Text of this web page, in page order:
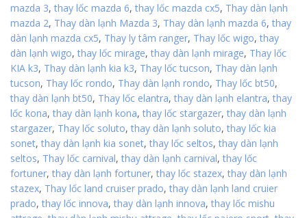
mazda 3, thay lốc mazda 6, thay lốc mazda cx5, Thay dàn lạnh
mazda 2, Thay dàn lạnh Mazda 3, Thay dàn lạnh mazda 6, thay
dàn lạnh mazda cx5, Thay ly tâm ranger, Thay lốc wigo, thay
dàn lạnh wigo, thay lốc mirage, thay dàn lạnh mirage, Thay lốc
KIA k3, Thay dàn lạnh kia k3, Thay lốc tucson, Thay dàn lạnh
tucson, Thay lốc rondo, Thay dàn lạnh rondo, Thay lốc bt50,
thay dàn lạnh bt50, Thay lốc elantra, thay dàn lạnh elantra, thay
lốc kona, thay dàn lạnh kona, thay lốc stargazer, thay dàn lạnh
stargazer, Thay lốc soluto, thay dàn lạnh soluto, thay lốc kia
sonet, thay dàn lạnh kia sonet, thay lốc seltos, thay dàn lạnh
seltos, Thay lốc carnival, thay dàn lạnh carnival, thay lốc
fortuner, thay dàn lạnh fortuner, thay lốc stazex, thay dàn lạnh
stazex, Thay lốc land cruiser prado, thay dàn lạnh land cruier
prado, thay lốc innova, thay dàn lạnh innova, thay lốc mishu